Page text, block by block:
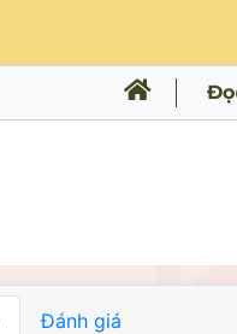
Đánh giá